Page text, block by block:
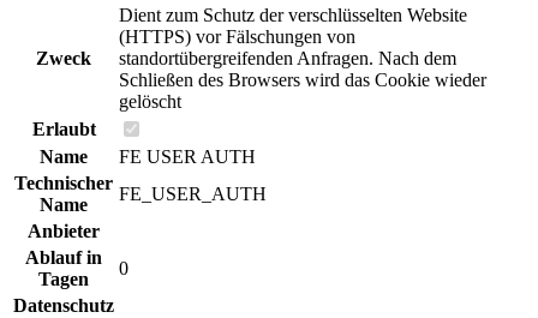
Zweck
Dient zum Schutz der verschlüsselten Website
(HTTPS) vor Fälschungen von
standortübergreifenden Anfragen. Nach dem
Schließen des Browsers wird das Cookie wieder
gelöscht
Erlaubt
Name
FE USER AUTH
Technischer
Name
FE_USER_AUTH
Anbieter
Ablauf in
Tagen
0
Datenschutz